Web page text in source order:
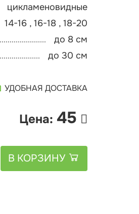
цикламеновидные
14-16 , 16-18 , 18-20
до 8 см
до 30 см
УДОБНАЯ ДОСТАВКА
Цена: 45
В КОРЗИНУ